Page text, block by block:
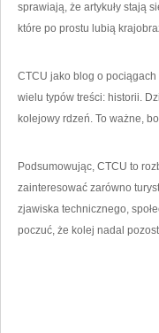
sprawiają, że artykuły stają
które po prostu lubią
CTCU jako blog o pociągach
wielu typów treści: historii.
kolejowy rdzeń. To ważne,
Podsumowując, CTCU to
zainteresować zarówno
zjawiska technicznego,
poczuć, że kolej nadal